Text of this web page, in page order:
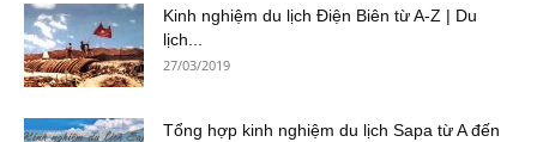
Kinh nghiệm du lịch Điện Biên từ A-Z | Du
lịch...
27/03/2019
Tổng hợp kinh nghiệm du lịch Sapa từ A đến